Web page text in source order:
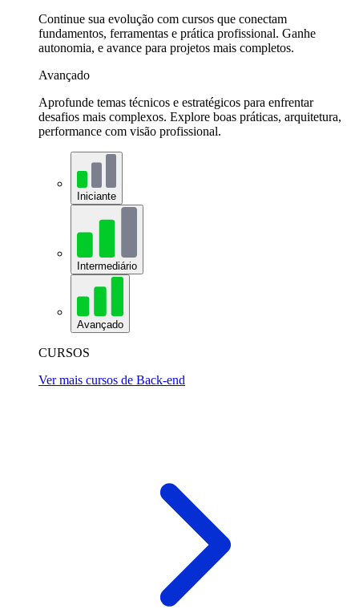
Continue sua evolução com cursos que conectam
fundamentos, ferramentas e prática profissional. Ganhe
autonomia, e avance para projetos mais completos.
Avançado
Aprofunde temas técnicos e estratégicos para enfrentar
desafios mais complexos. Explore boas práticas, arquitetura,
performance com visão profissional.
Iniciante
Intermediário
Avançado
CURSOS
Ver mais cursos de Back-end